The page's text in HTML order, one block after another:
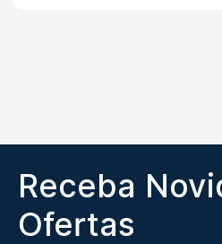
Receba
Ofertas